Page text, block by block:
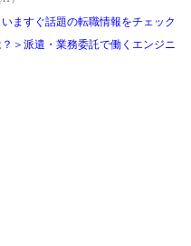
ますぐ話題の転職情報をチェック
＞派遣・業務委託で働くエンジニ